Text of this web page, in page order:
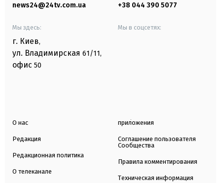
news24@24tv.com.ua +38 044 390 5077
Мы здесь:
г. Киев,
ул. Владимирская 61/11,
офис 50
Мы в соцсетях:
О нас
Редакция
Редакционная политика
О телеканале
приложения
Соглашение пользователя
Сообщества
Правила комментирования
Техническая информация